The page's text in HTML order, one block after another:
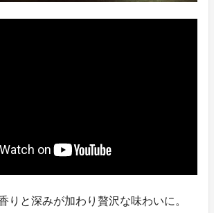
りと深みが加わり贅沢な味わいに。